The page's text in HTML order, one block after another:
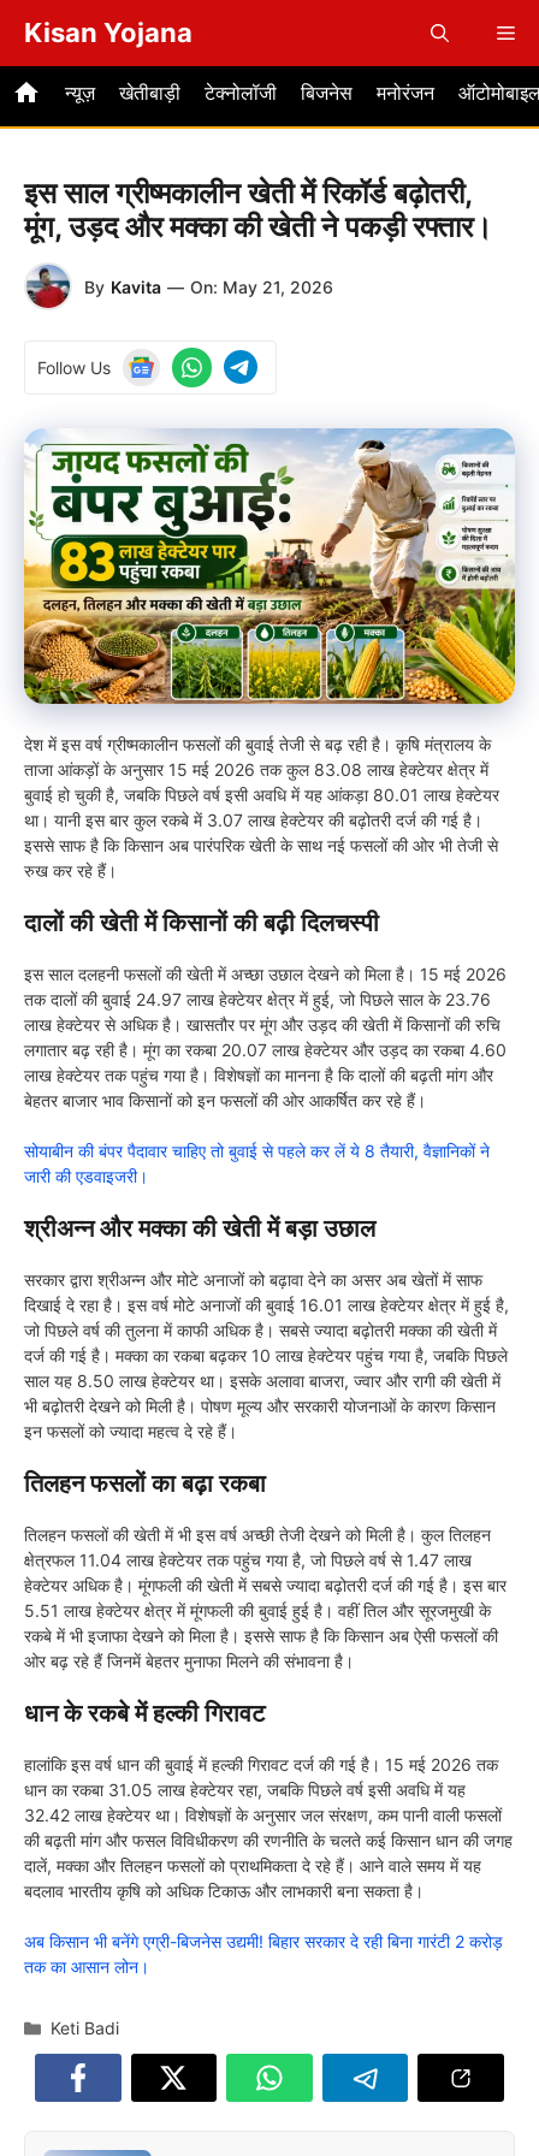
content
Kisan Yojana
न्यूज़ खेतीबाड़ी टेक्नोलॉजी बिजनेस मनोरंजन
इस साल ग्रीष्मकालीन खेती में रिकॉर्ड बढ़ोतरी,
मूंग, उड़द और मक्का की खेती ने पकड़ी रफ्तार।
By Kavita — On: May 21, 2026
Follow Us
देश में इस वर्ष ग्रीष्मकालीन फसलों की बुवाई तेजी से बढ़ रही है। कृषि मंत्रालय के
ताजा आंकड़ों के अनुसार 15 मई 2026 तक कुल 83.08 लाख हेक्टेयर क्षेत्र में
बुवाई हो चुकी है, जबकि पिछले वर्ष इसी अवधि में यह आंकड़ा 80.01 लाख हेक्टेयर
था। यानी इस बार कुल रकबे में 3.07 लाख हेक्टेयर की बढ़ोतरी दर्ज की गई है।
इससे साफ है कि किसान अब पारंपरिक खेती के साथ नई फसलों की ओर भी तेजी से
रुख कर रहे हैं।
दालों की खेती में किसानों की बढ़ी दिलचस्पी
इस साल दलहनी फसलों की खेती में अच्छा उछाल देखने को मिला है। 15 मई 2026
तक दालों की बुवाई 24.97 लाख हेक्टेयर क्षेत्र में हुई, जो पिछले साल के 23.76
लाख हेक्टेयर से अधिक है। खासतौर पर मूंग और उड़द की खेती में किसानों की रुचि
लगातार बढ़ रही है। मूंग का रकबा 20.07 लाख हेक्टेयर और उड़द का रकबा 4.60
लाख हेक्टेयर तक पहुंच गया है। विशेषज्ञों का मानना है कि दालों की बढ़ती मांग और
बेहतर बाजार भाव किसानों को इन फसलों की ओर आकर्षित कर रहे हैं।
सोयाबीन की बंपर पैदावार चाहिए तो बुवाई से पहले कर लें ये 8 तैयारी, वैज्ञानिकों ने
जारी की एडवाइजरी।
श्रीअन्न और मक्का की खेती में बड़ा उछाल
सरकार द्वारा श्रीअन्न और मोटे अनाजों को बढ़ावा देने का असर अब खेतों में साफ
दिखाई दे रहा है। इस वर्ष मोटे अनाजों की बुवाई 16.01 लाख हेक्टेयर क्षेत्र में हुई है,
जो पिछले वर्ष की तुलना में काफी अधिक है। सबसे ज्यादा बढ़ोतरी मक्का की खेती में
दर्ज की गई है। मक्का का रकबा बढ़कर 10 लाख हेक्टेयर पहुंच गया है, जबकि पिछले
साल यह 8.50 लाख हेक्टेयर था। इसके अलावा बाजरा, ज्वार और रागी की खेती में
भी बढ़ोतरी देखने को मिली है। पोषण मूल्य और सरकारी योजनाओं के कारण किसान
इन फसलों को ज्यादा महत्व दे रहे हैं।
तिलहन फसलों का बढ़ा रकबा
तिलहन फसलों की खेती में भी इस वर्ष अच्छी तेजी देखने को मिली है। कुल तिलहन
क्षेत्रफल 11.04 लाख हेक्टेयर तक पहुंच गया है, जो पिछले वर्ष से 1.47 लाख
हेक्टेयर अधिक है। मूंगफली की खेती में सबसे ज्यादा बढ़ोतरी दर्ज की गई है। इस बार
5.51 लाख हेक्टेयर क्षेत्र में मूंगफली की बुवाई हुई है। वहीं तिल और सूरजमुखी के
रकबे में भी इजाफा देखने को मिला है। इससे साफ है कि किसान अब ऐसी फसलों की
ओर बढ़ रहे हैं जिनमें बेहतर मुनाफा मिलने की संभावना है।
धान के रकबे में हल्की गिरावट
हालांकि इस वर्ष धान की बुवाई में हल्की गिरावट दर्ज की गई है। 15 मई 2026 तक
धान का रकबा 31.05 लाख हेक्टेयर रहा, जबकि पिछले वर्ष इसी अवधि में यह
32.42 लाख हेक्टेयर था। विशेषज्ञों के अनुसार जल संरक्षण, कम पानी वाली फसलों
की बढ़ती मांग और फसल विविधीकरण की रणनीति के चलते कई किसान धान की जगह
दालें, मक्का और तिलहन फसलों को प्राथमिकता दे रहे हैं। आने वाले समय में यह
बदलाव भारतीय कृषि को अधिक टिकाऊ और लाभकारी बना सकता है।
अब किसान भी बनेंगे एग्री-बिजनेस उद्यमी! बिहार सरकार दे रही बिना गारंटी 2 करोड़
तक का आसान लोन।
Categories
Keti Badi